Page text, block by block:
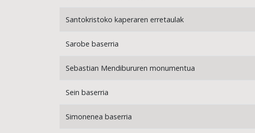
Santokristoko kaperaren erretaulak
Sarobe baserria
Sebastian Mendibururen monumentua
Sein baserria
Simonenea baserria